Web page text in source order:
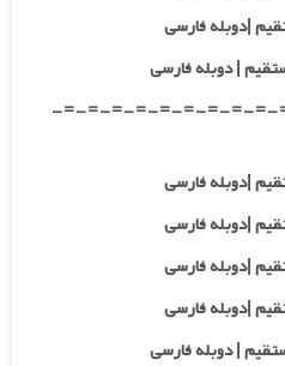
-=-=-=-=-=-=-=-=-